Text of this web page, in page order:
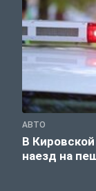
АВТО
В
наезд на